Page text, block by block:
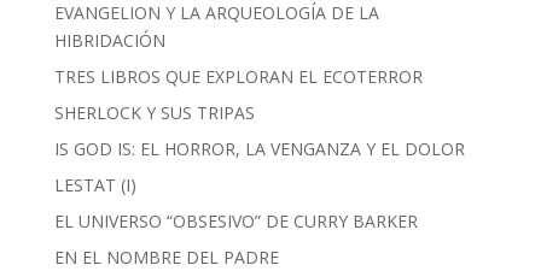
EVANGELION Y LA ARQUEOLOGÍA DE LA
HIBRIDACIÓN
TRES LIBROS QUE EXPLORAN EL ECOTERROR
SHERLOCK Y SUS TRIPAS
IS GOD IS: EL HORROR, LA VENGANZA Y EL DOLOR
LESTAT (I)
EL UNIVERSO “OBSESIVO” DE CURRY BARKER
EN EL NOMBRE DEL PADRE